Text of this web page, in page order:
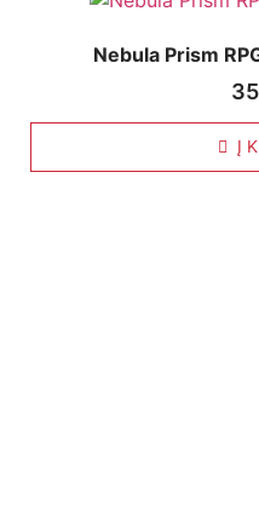
Nebula Prism
Į